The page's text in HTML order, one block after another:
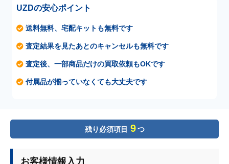
UZDの安心ポイント
送料無料、宅配キットも無料です
査定結果を見たあとのキャンセルも無料です
査定後、一部商品だけの買取依頼もOKです
付属品が揃っていなくても大丈夫です
残り必須項目 9 つ
お客様情報入力